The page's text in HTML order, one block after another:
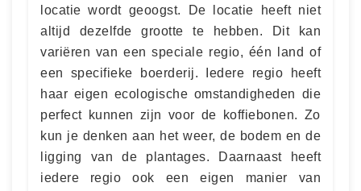
locatie wordt geoogst. De locatie heeft niet
altijd dezelfde grootte te hebben. Dit kan
variëren van een speciale regio, één land of
een specifieke boerderij. Iedere regio heeft
haar eigen ecologische omstandigheden die
perfect kunnen zijn voor de koffiebonen. Zo
kun je denken aan het weer, de bodem en de
ligging van de plantages. Daarnaast heeft
iedere regio ook een eigen manier van